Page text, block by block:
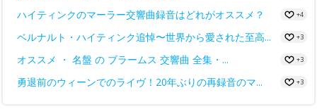
ハイティンクのマーラー交響曲録音はどれがオススメ？ +4
ベルナルト・ハイティンク追悼〜世界から愛された至高... +3
オススメ ・ 名盤 の ブラームス 交響曲 全集・... +3
勇退前のウィーンでのライヴ！20年ぶりの再録音のマ... +3